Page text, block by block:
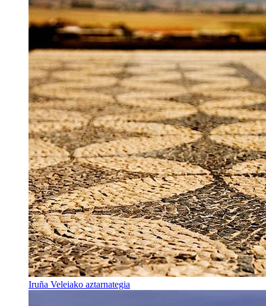
Iruña Veleiako aztarnategia